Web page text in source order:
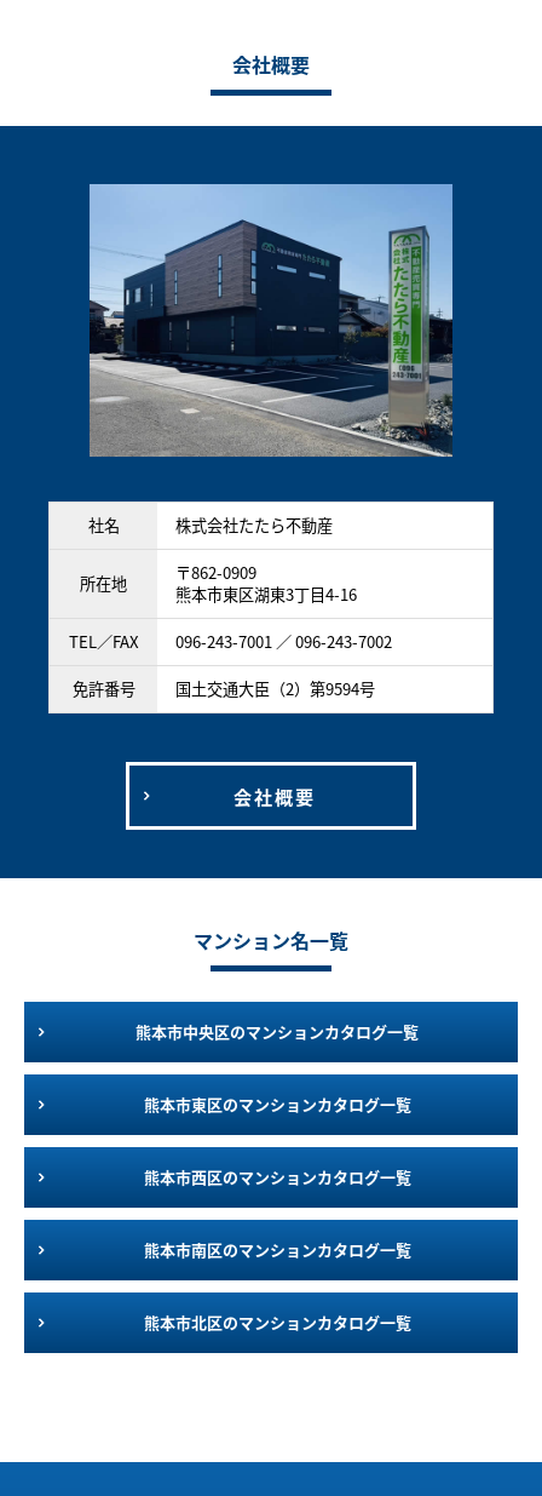
会社概要
社名 株式会社たたら不動産
所在地
〒862-0909
熊本市東区湖東3丁目4-16
TEL／FAX 096-243-7001 ／ 096-243-7002
免許番号 国土交通大臣（2）第9594号
会社概要
マンション名一覧
熊本市中央区のマンションカタログ一覧
熊本市東区のマンションカタログ一覧
熊本市西区のマンションカタログ一覧
熊本市南区のマンションカタログ一覧
熊本市北区のマンションカタログ一覧